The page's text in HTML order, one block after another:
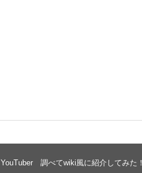
YouTuber 調べてwiki風に紹介してみた！